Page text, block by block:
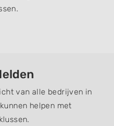
van alle bedrijven in
helpen met